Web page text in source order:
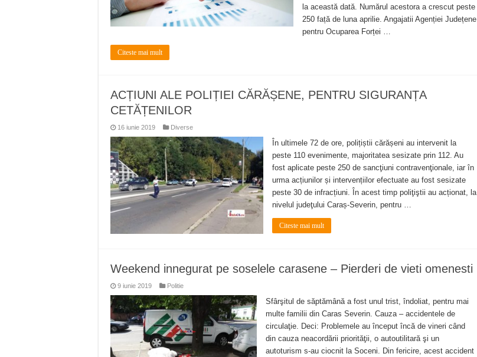
la această dată. Numărul acestora a crescut peste
250 față de luna aprilie. Angajatii Agenției Județene
pentru Ocuparea Forței …
Citeste mai mult
ACȚIUNI ALE POLIȚIEI CĂRĂȘENE, PENTRU SIGURANȚA
CETĂȚENILOR
16 iunie 2019 Diverse
În ultimele 72 de ore, polițiștii cărășeni au intervenit la
peste 110 evenimente, majoritatea sesizate prin 112. Au
fost aplicate peste 250 de sancţiuni contravenţionale, iar în
urma acțiunilor și intervențiilor efectuate au fost sesizate
peste 30 de infracțiuni. În acest timp poliţiştii au acționat, la
nivelul judeţului Caraș-Severin, pentru …
Citeste mai mult
Weekend innegurat pe soselele carasene – Pierderi de vieti omenesti
9 iunie 2019 Politie
Sfârşitul de săptămână a fost unul trist, îndoliat, pentru mai
multe familii din Caras Severin. Cauza – accidentele de
circulaţie. Deci: Problemele au început încă de vineri când
din cauza neacordării priorităţii, o autoutilitară şi un
autoturism s-au ciocnit la Soceni. Din fericire, acest accident